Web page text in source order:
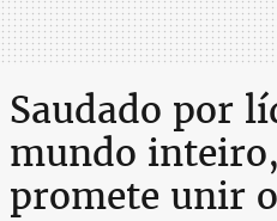
Saudado por
mundo
promete unir